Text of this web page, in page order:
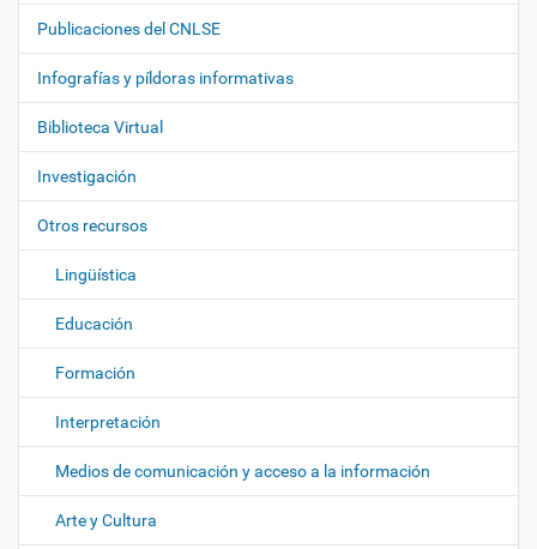
e
g
a
c
i
ó
n
Publicaciones del CNLSE
Infografías y píldoras informativas
Biblioteca Virtual
Investigación
Otros recursos
Lingüística
Educación
Formación
Interpretación
Medios de comunicación y acceso a la información
Arte y Cultura